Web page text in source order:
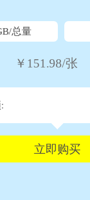
总量
￥ 151.98/张